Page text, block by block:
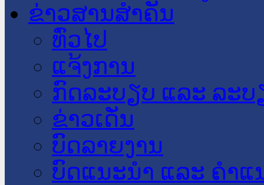
ຂ່າວສານສໍາຄັນ
​ທົ່ວ​ໄປ
ແຈ້ງການ
ກົດລະບຽບ ແລະ ລະບ
ຂ່າວເດັ່ນ
ບົດລາຍງານ
ບົດແນະນໍາ ແລະ ຄໍາແ